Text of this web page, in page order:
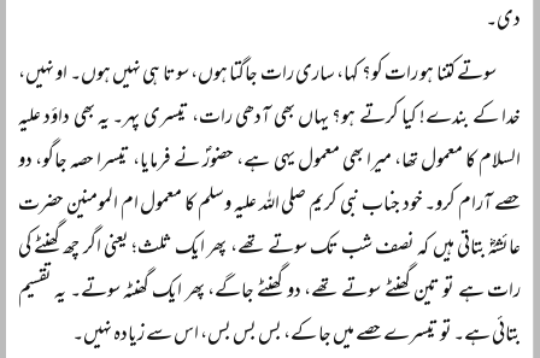
دی۔
سوتے کتنا ہو رات کو؟ کہا، ساری رات جاگتا ہوں، سوتا ہی نہیں ہوں۔ او نہیں،
خدا کے بندے! کیا کرتے ہو؟ یہاں بھی آدھی رات، تیسری پہر۔ یہ بھی داؤد علیہ
السلام کا معمول تھا، میرا بھی معمول یہی ہے، حضورؐ نے فرمایا، تیسرا حصہ جاگو، دو
حصے آرام کرو۔ خود جناب نبی کریم صلی اللہ علیہ وسلم کا معمول ام المومنین حضرت
عائشہؓ بتاتی ہیں کہ نصف شب تک سوتے تھے، پھر ایک ثلث؛ یعنی اگر چھ گھنٹے کی
رات ہے تو تین گھنٹے سوتے تھے، دو گھنٹے جاگے، پھر ایک گھنٹہ سوتے۔ یہ تقسیم
بتائی ہے۔ تو تیسرے حصے میں جا کے، بس بس بس، اس سے زیادہ نہیں۔